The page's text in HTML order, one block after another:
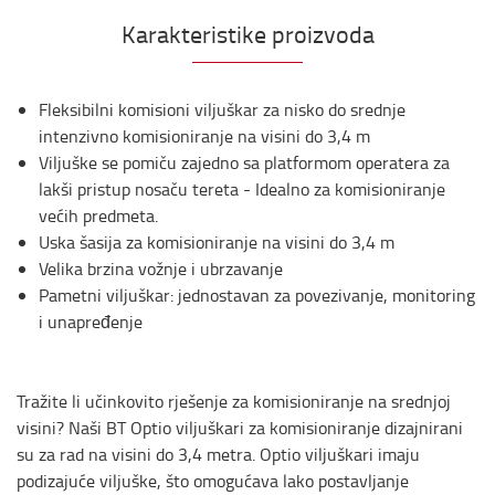
Karakteristike proizvoda
Fleksibilni komisioni viljuškar za nisko do srednje
intenzivno komisioniranje na visini do 3,4 m
Viljuške se pomiču zajedno sa platformom operatera za
lakši pristup nosaču tereta - Idealno za komisioniranje
većih predmeta.
Uska šasija za komisioniranje na visini do 3,4 m
Velika brzina vožnje i ubrzavanje
Pametni viljuškar: jednostavan za povezivanje, monitoring
i unapređenje
Tražite li učinkovito rješenje za komisioniranje na srednjoj
visini? Naši BT Optio viljuškari za komisioniranje dizajnirani
su za rad na visini do 3,4 metra. Optio viljuškari imaju
podizajuće viljuške, što omogućava lako postavljanje